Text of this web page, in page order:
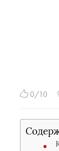
0/10